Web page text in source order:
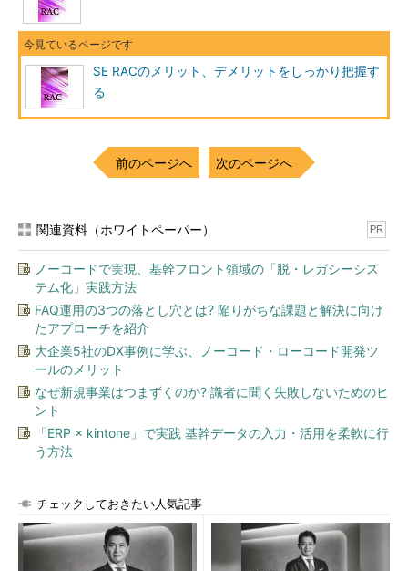
SE RACのメリット、デメリットをしっかり把握す
る
前のページへ 次のページへ
関連資料（ホワイトペーパー） PR
ノーコードで実現、基幹フロント領域の「脱・レガシーシス
テム化」実践方法
FAQ運用の3つの落とし穴とは? 陥りがちな課題と解決に向け
たアプローチを紹介
大企業5社のDX事例に学ぶ、ノーコード・ローコード開発ツ
ールのメリット
なぜ新規事業はつまずくのか? 識者に聞く失敗しないためのヒ
ント
「ERP × kintone」で実践 基幹データの入力・活用を柔軟に行
う方法
チェックしておきたい人気記事